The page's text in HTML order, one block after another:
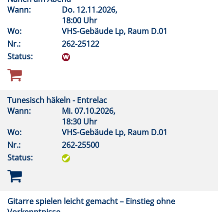
Wann:
Do. 12.11.2026,
18:00 Uhr
Wo:
VHS-Gebäude Lp, Raum D.01
Nr.:
262-25122
Status:
Tunesisch häkeln - Entrelac
Wann:
Mi.07.10.2026,
18:30 Uhr
Wo:
VHS-Gebäude Lp, Raum D.01
Nr.:
262-25500
Status:
Gitarre spielen leicht gemacht – Einstieg ohne